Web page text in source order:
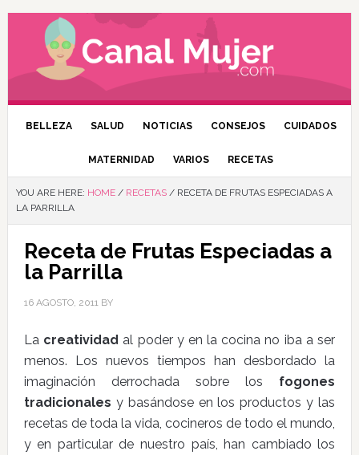
BELLEZA SALUD NOTICIAS CONSEJOS CUIDADOS
MATERNIDAD VARIOS RECETAS
YOU ARE HERE: HOME / RECETAS /RECETA DE FRUTAS ESPECIADAS A
LA PARRILLA
Receta de Frutas Especiadas a
la Parrilla
16 AGOSTO, 2011BY
La creatividad al poder y en la cocina no iba a ser
menos. Los nuevos tiempos han desbordado la
imaginación derrochada sobre los fogones
tradicionales y basándose en los productos y las
recetas de toda la vida, cocineros de todo el mundo,
y en particular de nuestro país, han cambiado los